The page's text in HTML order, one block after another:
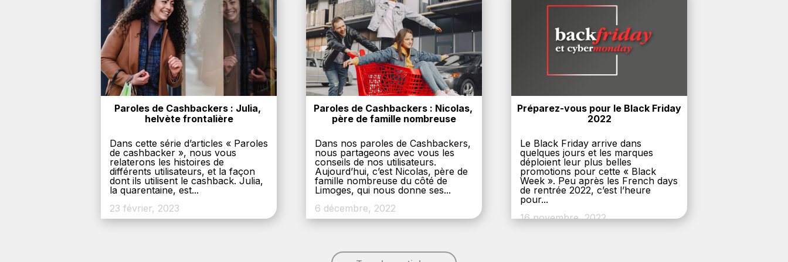
Paroles de Cashbackers : Julia,
helvète frontalière
Dans cette série d’articles « Paroles
de cashbacker », nous vous
relaterons les histoires de
différents utilisateurs, et la façon
dont ils utilisent le cashback. Julia,
la quarentaine, est...
23 février, 2023
Paroles de Cashbackers : Nicolas,
père de famille nombreuse
Dans nos paroles de Cashbackers,
nous partageons avec vous les
conseils de nos utilisateurs.
Aujourd’hui, c’est Nicolas, père de
famille nombreuse du côté de
Limoges, qui nous donne ses...
6 décembre, 2022
Préparez-vous pour le Black Friday
2022
Le Black Friday arrive dans
quelques jours et les marques
déploient leur plus belles
promotions pour cette « Black
Week ». Peu après les French days
de rentrée 2022, c’est l’heure
pour...
16 novembre, 2022